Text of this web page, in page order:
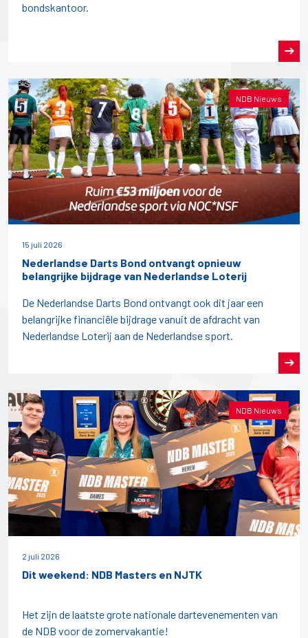
bondskantoor.
NDB Nieuws
15 juli 2026
Nederlandse Darts Bond ontvangt opnieuw
belangrijke bijdrage van Nederlandse Loterij
De Nederlandse Darts Bond ontvangt ook dit jaar een
belangrijke financiële bijdrage vanuit de afdracht van
Nederlandse Loterij aan de Nederlandse sport.
NDB Nieuws
2 juli 2026
Dit weekend: NDB Masters en NJTK
Het zijn de laatste grote nationale dartevenementen van
de NDB voor de zomervakantie!